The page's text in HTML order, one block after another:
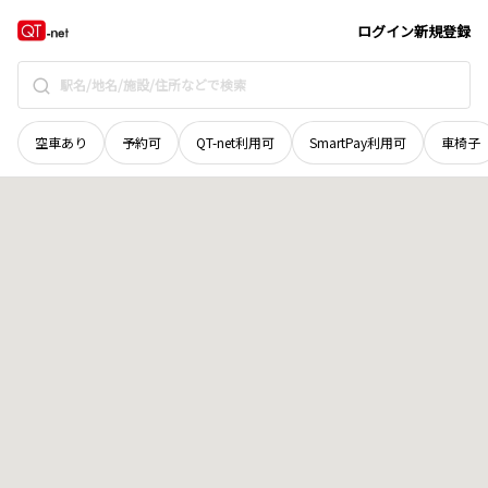
ログイン新規登録
空車あり 予約可 QT-net利用可 SmartPay利用可 車椅子
宮城県